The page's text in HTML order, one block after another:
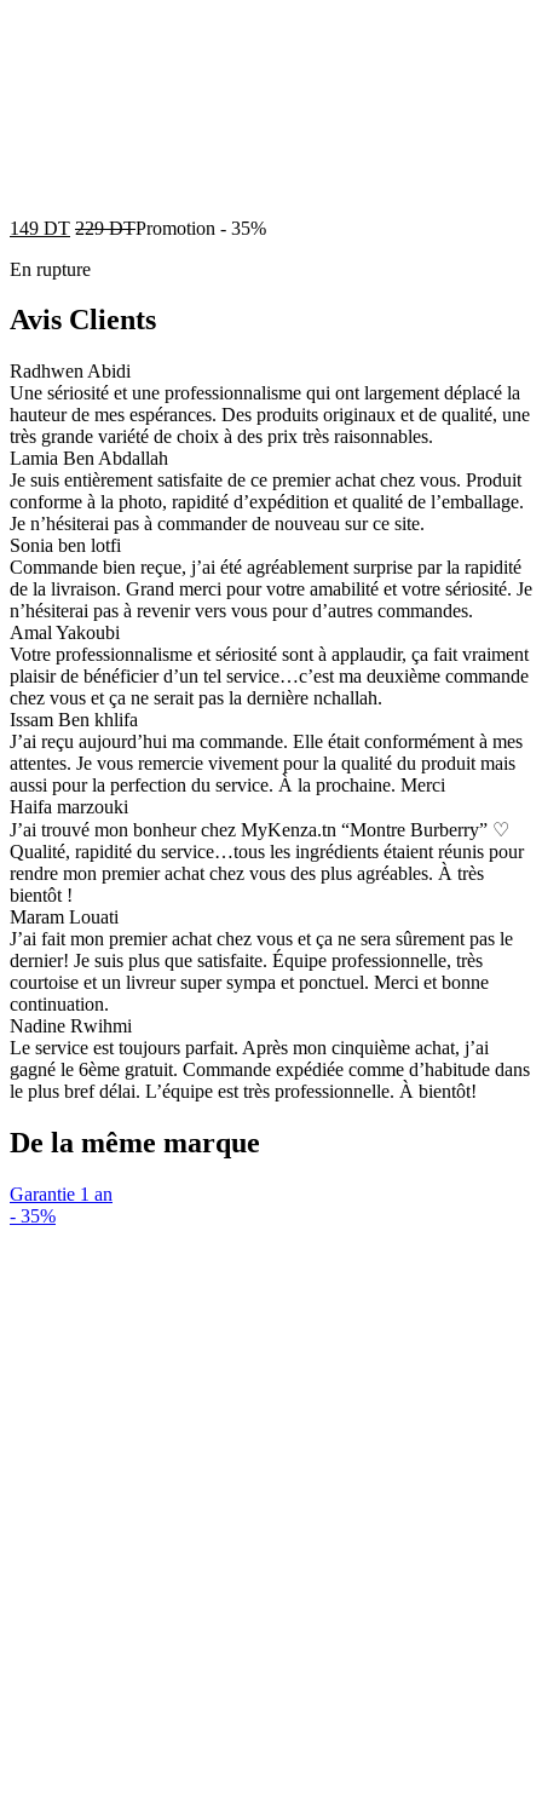
149 DT 229DTPromotion - 35%
En rupture
Avis Clients
Radhwen Abidi
Une sériosité et une professionnalisme qui ont largement déplacé la
hauteur de mes espérances. Des produits originaux et de qualité, une
très grande variété de choix à des prix très raisonnables.
Lamia Ben Abdallah
Je suis entièrement satisfaite de ce premier achat chez vous. Produit
conforme à la photo, rapidité d’expédition et qualité de l’emballage.
Je n’hésiterai pas à commander de nouveau sur ce site.
Sonia ben lotfi
Commande bien reçue, j’ai été agréablement surprise par la rapidité
de la livraison. Grand merci pour votre amabilité et votre sériosité. Je
n’hésiterai pas à revenir vers vous pour d’autres commandes.
Amal Yakoubi
Votre professionnalisme et sériosité sont à applaudir, ça fait vraiment
plaisir de bénéficier d’un tel service…c’est ma deuxième commande
chez vous et ça ne serait pas la dernière nchallah.
Issam Ben khlifa
J’ai reçu aujourd’hui ma commande. Elle était conformément à mes
attentes. Je vous remercie vivement pour la qualité du produit mais
aussi pour la perfection du service. À la prochaine. Merci
Haifa marzouki
J’ai trouvé mon bonheur chez MyKenza.tn “Montre Burberry” ♡
Qualité, rapidité du service…tous les ingrédients étaient réunis pour
rendre mon premier achat chez vous des plus agréables. À très
bientôt !
Maram Louati
J’ai fait mon premier achat chez vous et ça ne sera sûrement pas le
dernier! Je suis plus que satisfaite. Équipe professionnelle, très
courtoise et un livreur super sympa et ponctuel. Merci et bonne
continuation.
Nadine Rwihmi
Le service est toujours parfait. Après mon cinquième achat, j’ai
gagné le 6ème gratuit. Commande expédiée comme d’habitude dans
le plus bref délai. L’équipe est très professionnelle. À bientôt!
De la même marque
Garantie 1 an
- 35%